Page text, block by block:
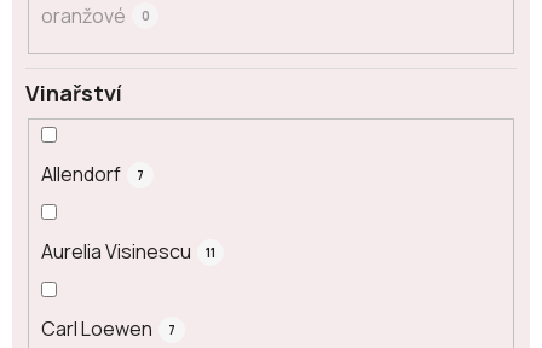
oranžové 0
Vinařství
Allendorf 7
Aurelia Visinescu 11
Carl Loewen 7